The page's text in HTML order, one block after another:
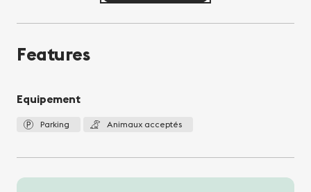
Features
Equipement
Parking Animaux acceptés